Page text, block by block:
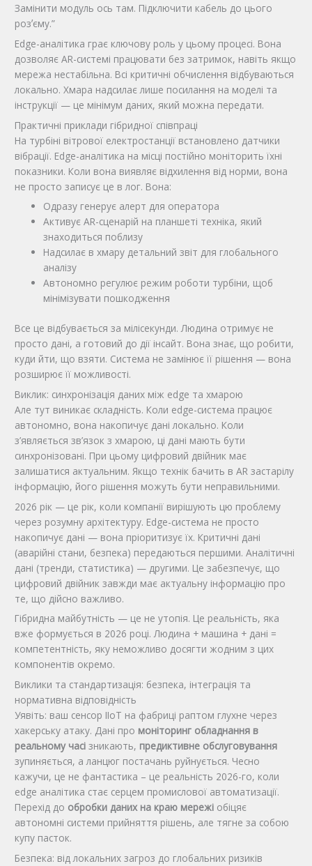
Замінити модуль ось там. Підключити кабель до цього
розʼєму.”
Edge-аналітика грає ключову роль у цьому процесі. Вона
дозволяє AR-системі працювати без затримок, навіть якщо
мережа нестабільна. Всі критичні обчислення відбуваються
локально. Хмара надсилає лише посилання на моделі та
інструкції — це мінімум даних, який можна передати.
Практичні приклади гібридної співпраці
На турбіні вітрової електростанції встановлено датчики
вібрації. Edge-аналітика на місці постійно моніторить їхні
показники. Коли вона виявляє відхилення від норми, вона
не просто записує це в лог. Вона:
Одразу генерує алерт для оператора
Активує AR-сценарій на планшеті техніка, який
знаходиться поблизу
Надсилає в хмару детальний звіт для глобального
аналізу
Автономно регулює режим роботи турбіни, щоб
мінімізувати пошкодження
Все це відбувається за мілісекунди. Людина отримує не
просто дані, а готовий до дії інсайт. Вона знає, що робити,
куди йти, що взяти. Система не замінює її рішення — вона
розширює її можливості.
Виклик: синхронізація даних між edge та хмарою
Але тут виникає складність. Коли edge-система працює
автономно, вона накопичує дані локально. Коли
з’являється зв’язок з хмарою, ці дані мають бути
синхронізовані. При цьому цифровий двійник має
залишатися актуальним. Якщо технік бачить в AR застарілу
інформацію, його рішення можуть бути неправильними.
2026 рік — це рік, коли компанії вирішують цю проблему
через розумну архітектуру. Edge-система не просто
накопичує дані — вона пріоритизує їх. Критичні дані
(аварійні стани, безпека) передаються першими. Аналітичні
дані (тренди, статистика) — другими. Це забезпечує, що
цифровий двійник завжди має актуальну інформацію про
те, що дійсно важливо.
Гібридна майбутність — це не утопія. Це реальність, яка
вже формується в 2026 році. Людина + машина + дані =
компетентність, яку неможливо досягти жодним з цих
компонентів окремо.
Виклики та стандартизація: безпека, інтеграція та
нормативна відповідність
Уявіть: ваш сенсор IIoT на фабриці раптом глухне через
хакерську атаку. Дані про моніторинг обладнання в
реальному часі зникають, предиктивне обслуговування
зупиняється, а ланцюг постачань руйнується. Чесно
кажучи, це не фантастика – це реальність 2026-го, коли
edge аналітика стає серцем промислової автоматизації.
Перехід до обробки даних на краю мережі обіцяє
автономні системи прийняття рішень, але тягне за собою
купу пасток.
Безпека: від локальних загроз до глобальних ризиків